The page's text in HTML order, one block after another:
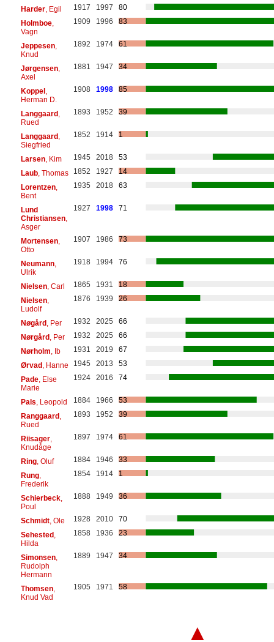
Harder, Egil 1917 1997
80
Holmboe,
Vagn
1909 1996 83
Jeppesen,
Knud
1892 1974 61
Jørgensen,
Axel
1881 1947 34
Koppel,
Herman D.
1908 1998 85
Langgaard,
Rued
1893 1952 39
Langgaard,
Siegfried
1852 1914 1
Larsen, Kim 1945 2018
53
Laub, Thomas 1852 1927
14
Lorentzen,
Bent
1935 2018 63
Lund
Christiansen,
Asger
1927 1998 71
Mortensen,
Otto
1907 1986 73
Neumann,
Ulrik
1918 1994 76
Nielsen, Carl 1865 1931
18
Nielsen,
Ludolf
1876 1939 26
Nøgård, Per 1932 2025
66
Nørgård, Per 1932 2025
66
Nørholm , Ib 1931 2019
67
Ørvad, Hanne 1945 2013
53
Pade, Else
Marie
1924 2016 74
Pals , Leopold 1884 1966
53
Ranggaard,
Rued
1893 1952 39
Riisager,
Knudåge
1897 1974 61
Ring, Oluf 1884 1946
33
Rung,
Frederik
1854 1914 1
Schierbeck,
Poul
1888 1949 36
Schmidt, Ole 1928 2010
70
Sehested,
Hilda
1858 1936 23
Simonsen,
Rudolph
Hermann
1889 1947 34
Thomsen,
Knud Vad
1905 1971 58
▲